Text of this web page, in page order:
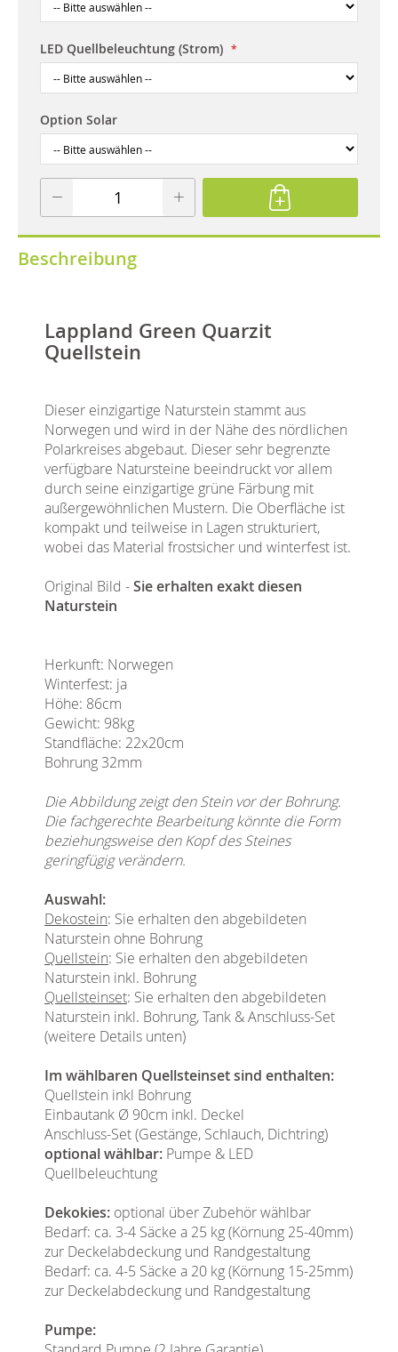
LED Quellbeleuchtung (Strom)
Option Solar
Beschreibung
Lappland Green Quarzit
Quellstein
Dieser einzigartige Naturstein stammt aus
Norwegen und wird in der Nähe des nördlichen
Polarkreises abgebaut. Dieser sehr begrenzte
verfügbare Natursteine beeindruckt vor allem
durch seine einzigartige grüne Färbung mit
außergewöhnlichen Mustern. Die Oberfläche ist
kompakt und teilweise in Lagen strukturiert,
wobei das Material frostsicher und winterfest ist.
Original Bild -Sie erhalten exakt diesen
Naturstein
Herkunft: Norwegen
Winterfest: ja
Höhe: 86cm
Gewicht: 98kg
Standfläche: 22x20cm
Bohrung 32mm
Die Abbildung zeigt den Stein vor der Bohrung.
Die fachgerechte Bearbeitung könnte die Form
beziehungsweise den Kopf des Steines
geringfügig verändern.
Auswahl:
Dekostein: Sie erhalten den abgebildeten
Naturstein ohne Bohrung
Quellstein: Sie erhalten den abgebildeten
Naturstein inkl. Bohrung
Quellsteinset: Sie erhalten den abgebildeten
Naturstein inkl. Bohrung, Tank & Anschluss-Set
(weitere Details unten)
Im wählbaren Quellsteinset sind enthalten:
Quellstein inkl Bohrung
Einbautank Ø 90cm inkl. Deckel
Anschluss-Set (Gestänge, Schlauch, Dichtring)
optional wählbar: Pumpe & LED
Quellbeleuchtung
Dekokies: optional über Zubehör wählbar
Bedarf: ca. 3-4 Säcke a 25 kg (Körnung 25-40mm)
zur Deckelabdeckung und Randgestaltung
Bedarf: ca. 4-5 Säcke a 20 kg (Körnung 15-25mm)
zur Deckelabdeckung und Randgestaltung
Pumpe: